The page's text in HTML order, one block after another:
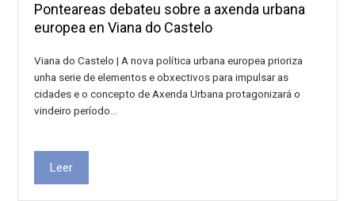
Ponteareas debateu sobre a axenda urbana
europea en Viana do Castelo
Viana do Castelo | A nova política urbana europea prioriza
unha serie de elementos e obxectivos para impulsar as
cidades e o concepto de Axenda Urbana protagonizará o
vindeiro período…
Leer